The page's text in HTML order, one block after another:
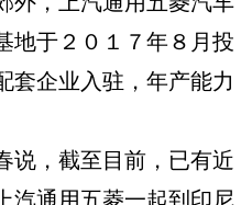
地于２０１７年８月投
套企业入驻，年产能力
，截至目前，已有近
汽通用五菱一起到印尼